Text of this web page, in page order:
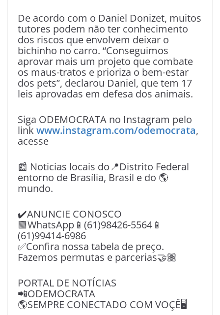
De acordo com o Daniel Donizet, muitos
tutores podem não ter conhecimento
dos riscos que envolvem deixar o
bichinho no carro. “Conseguimos
aprovar mais um projeto que combate
os maus-tratos e prioriza o bem-estar
dos pets”, declarou Daniel, que tem 17
leis aprovadas em defesa dos animais.
Siga ODEMOCRATA no Instagram pelo
link www.instagram.com/odemocrata,
acesse
📰 Noticias locais do📍Distrito Federal
entorno de Brasília, Brasil e do 🌎
mundo.
✔️ANUNCIE CONOSCO
🟩WhatsApp📱(61)98426-5564📱
(61)99414-6986
✅Confira nossa tabela de preço.
Fazemos permutas e parcerias🤝🏽
PORTAL DE NOTÍCIAS
📲ODEMOCRATA
🌎SEMPRE CONECTADO COM VOÇÊ🖥️